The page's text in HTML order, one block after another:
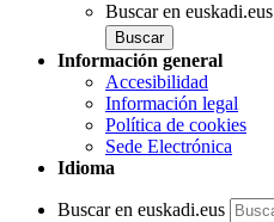
Buscar en euskadi.eus
Información general
Accesibilidad
Información legal
Política de cookies
Sede Electrónica
Idioma
Buscar en euskadi.eus